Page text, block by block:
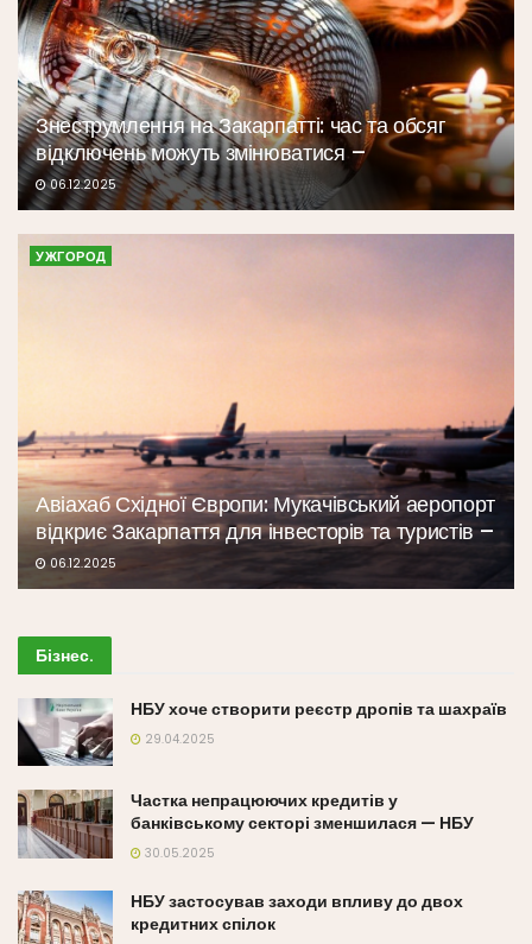
Знеструмлення на Закарпатті: час та обсяг
відключень можуть змінюватися –
06.12.2025
УЖГОРОД
Авіахаб Східної Європи: Мукачівський аеропорт
відкриє Закарпаття для інвесторів та туристів –
06.12.2025
Бізнес.
НБУ хоче створити реєстр дропів та шахраїв
29.04.2025
Частка непрацюючих кредитів у
банківському секторі зменшилася — НБУ
30.05.2025
НБУ застосував заходи впливу до двох
кредитних спілок